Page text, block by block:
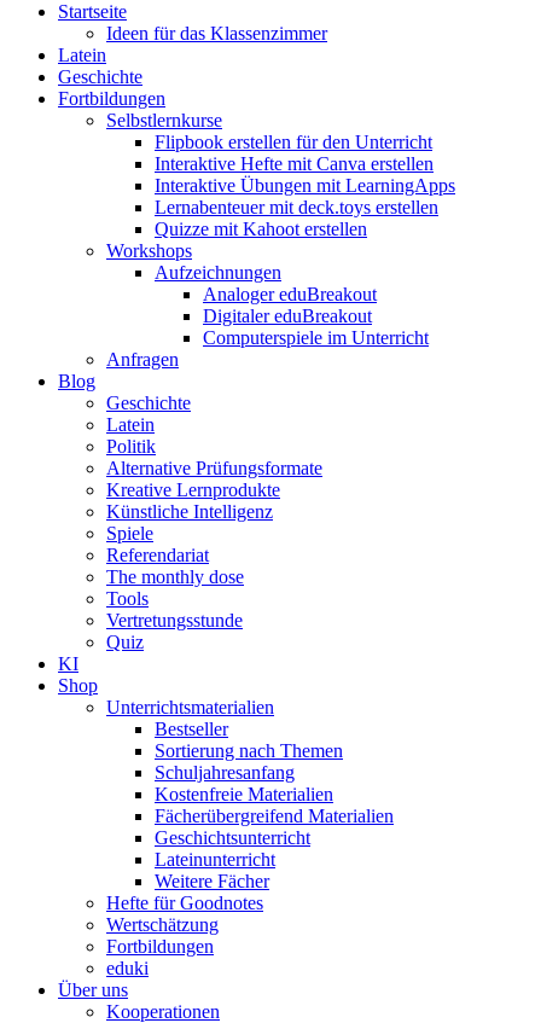
Startseite
Ideen für das Klassenzimmer
Latein
Geschichte
Fortbildungen
Selbstlernkurse
Flipbook erstellen für den Unterricht
Interaktive Hefte mit Canva erstellen
Interaktive Übungen mit LearningApps
Lernabenteuer mit deck.toys erstellen
Quizze mit Kahoot erstellen
Workshops
Aufzeichnungen
Analoger eduBreakout
Digitaler eduBreakout
Computerspiele im Unterricht
Anfragen
Blog
Geschichte
Latein
Politik
Alternative Prüfungsformate
Kreative Lernprodukte
Künstliche Intelligenz
Spiele
Referendariat
The monthly dose
Tools
Vertretungsstunde
Quiz
KI
Shop
Unterrichtsmaterialien
Bestseller
Sortierung nach Themen
Schuljahresanfang
Kostenfreie Materialien
Fächerübergreifend Materialien
Geschichtsunterricht
Lateinunterricht
Weitere Fächer
Hefte für Goodnotes
Wertschätzung
Fortbildungen
eduki
Über uns
Kooperationen